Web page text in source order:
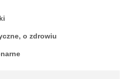
o zdrowiu